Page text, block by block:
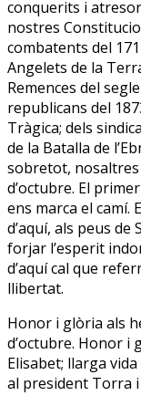
conquerits i
nostres
combatents del
Angelets de la
Remences del
republicans del
Tràgica; dels
de la Batalla de
sobretot,
d’octubre. El
ens marca el camí.
d’aquí, als peus
forjar l’esperit
d’aquí cal que
llibertat.
Honor i glòria als
d’octubre. Honor i
Elisabet; llarga
al president Torra i